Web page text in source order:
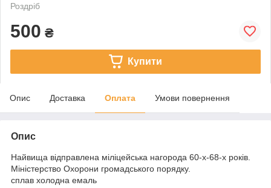
Роздріб
500 ₴
Купити
Опис Доставка Оплата Умови повернення
Опис
Найвища відправлена міліцейська нагорода 60-х-68-х років.
Міністерство Охорони громадського порядку.
сплав холодна емаль